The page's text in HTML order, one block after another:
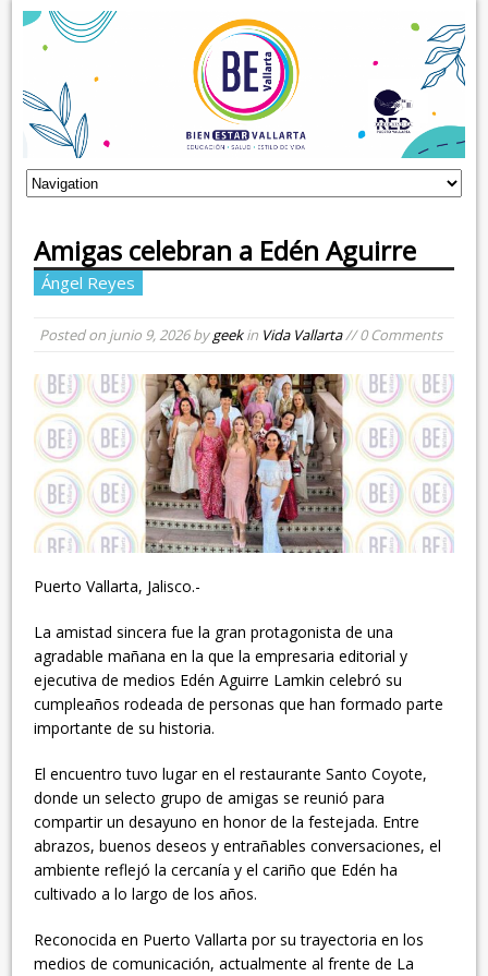
Amigas celebran a Edén Aguirre
Ángel Reyes
Posted on junio 9, 2026bygeekin Vida Vallarta// 0 Comments
Puerto Vallarta, Jalisco.-
La amistad sincera fue la gran protagonista de una
agradable mañana en la que la empresaria editorial y
ejecutiva de medios Edén Aguirre Lamkin celebró su
cumpleaños rodeada de personas que han formado parte
importante de su historia.
El encuentro tuvo lugar en el restaurante Santo Coyote,
donde un selecto grupo de amigas se reunió para
compartir un desayuno en honor de la festejada. Entre
abrazos, buenos deseos y entrañables conversaciones, el
ambiente reflejó la cercanía y el cariño que Edén ha
cultivado a lo largo de los años.
Reconocida en Puerto Vallarta por su trayectoria en los
medios de comunicación, actualmente al frente de La